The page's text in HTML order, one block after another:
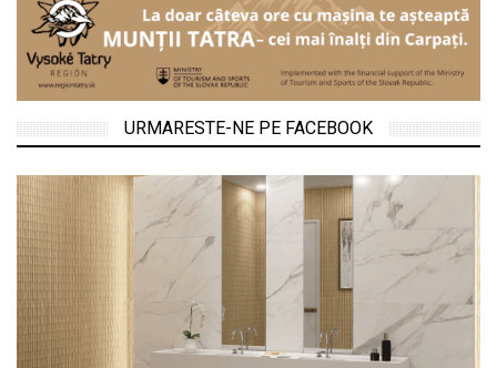
URMARESTE-NE PE FACEBOOK